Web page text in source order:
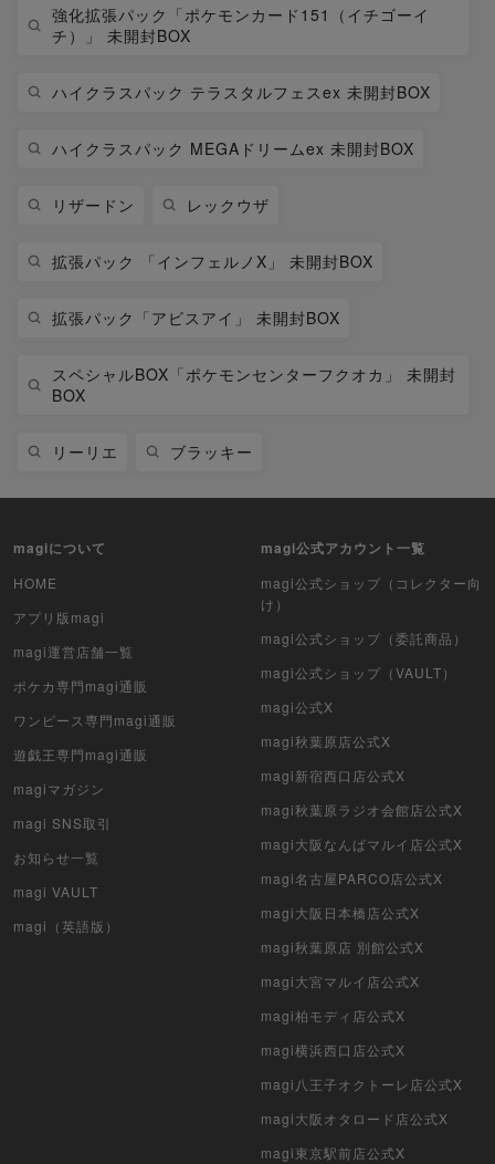
強化拡張パック「ポケモンカード151（イチゴーイ
チ）」 未開封BOX
ハイクラスパック テラスタルフェスex 未開封BOX
ハイクラスパック MEGAドリームex 未開封BOX
リザードン レックウザ
拡張パック 「インフェルノX」 未開封BOX
拡張パック「アビスアイ」 未開封BOX
スペシャルBOX「ポケモンセンターフクオカ」 未開封
BOX
リーリエ ブラッキー
magiについて
HOME
アプリ版magi
magi運営店舗一覧
ポケカ専門magi通販
ワンピース専門magi通販
遊戯王専門magi通販
magiマガジン
magi SNS取引
お知らせ一覧
magi VAULT
magi（英語版）
magi公式アカウント一覧
magi公式ショップ（コレクター向
け）
magi公式ショップ（委託商品）
magi公式ショップ（VAULT）
magi公式X
magi秋葉原店公式X
magi新宿西口店公式X
magi秋葉原ラジオ会館店公式X
magi大阪なんばマルイ店公式X
magi名古屋PARCO店公式X
magi大阪日本橋店公式X
magi秋葉原店 別館公式X
magi大宮マルイ店公式X
magi柏モディ店公式X
magi横浜西口店公式X
magi八王子オクトーレ店公式X
magi大阪オタロード店公式X
magi東京駅前店公式X